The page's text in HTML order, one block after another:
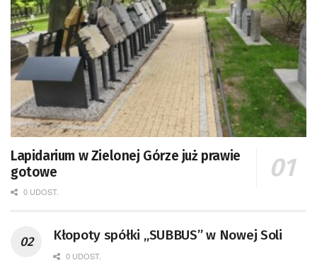
Lapidarium w Zielonej Górze już prawie
gotowe
0 UDOST.
Kłopoty spółki „SUBBUS” w Nowej Soli
0 UDOST.